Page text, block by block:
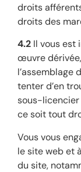
droits
droits des
4.2 Il vous est
œuvre
l’assemblage
tenter d’en
sous-licencier
ce soit tout
Vous vous
le site web et
du site,